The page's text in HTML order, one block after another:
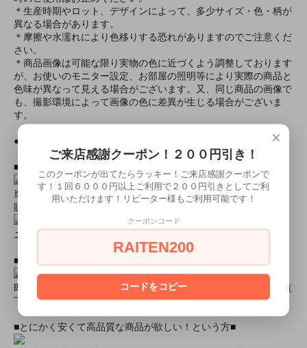
＊生産時期やロット、デザインによって、多少サイズ・色・柄が
異なる場合があります。
＊摩擦や水濡れにより色移りする恐れがありますのでご注意くだ
さい。
＊商品画像は可能な限り実物の色に近づくよう調整しております
が、お使いのモニター設定、お部屋の照明等により実際の商品と
色味が異なって見える場合がございます。又、同じ商品の画像で
も、撮影環境によって画像の色に差異が生じる場合がございま
す。
●モデル身長● 86cm（baby80サイズ着用）
■おすすめオプション小物類■
単品カチューシャやネコ耳などの小物類（1000円程度より多数
販売中）
ニーハイソックス、タイツなど（500円より多数販売中！）
■すぐに商品が欲しい！！という方■
即日配達商品一覧がございますので、よろしければそちらをご覧
下さいませ。
■とにかく安くて高品質な商品が欲しい！という方■
×
ご来店感謝クーポン！２００円引き！
このクーポンが出てたらラッキー！ご来店感謝クーポンで
す！１回６０００円以上ご利用で２００円引きとしてご利
用いただけます！リピーター様もご利用可能です！
クーポンコード
RAITEN200
コードをコピー